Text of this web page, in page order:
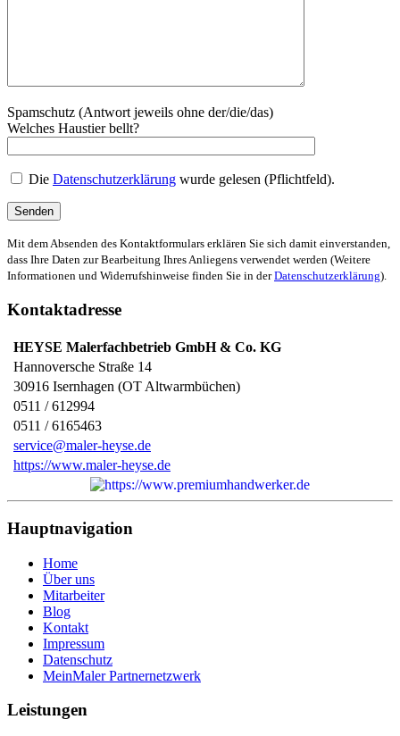
Spamschutz (Antwort jeweils ohne der/die/das)
Welches Haustier bellt?
Die Datenschutzerklärung wurde gelesen (Pflichtfeld).
Mit dem Absenden des Kontaktformulars erklären Sie sich damit einverstanden,
dass Ihre Daten zur Bearbeitung Ihres Anliegens verwendet werden (Weitere
Informationen und Widerrufshinweise finden Sie in derDatenschutzerklärung).
Kontaktadresse
HEYSE Malerfachbetrieb GmbH & Co. KG
Hannoversche Straße 14
30916 Isernhagen (OT Altwarmbüchen)
0511 / 612994
0511 / 6165463
service@maler-heyse.de
https://www.maler-heyse.de
Hauptnavigation
Home
Über uns
Mitarbeiter
Blog
Kontakt
Impressum
Datenschutz
MeinMaler Partnernetzwerk
Leistungen